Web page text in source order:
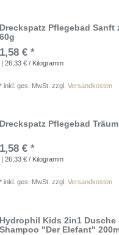
Dreckspatz Pflegebad Sanft
60g
1,58 € *
| 26,33 € / Kilogramm
*inkl. ges. MwSt. zzgl.Versandkosten
Dreckspatz Pflegebad
1,58 € *
| 26,33 € / Kilogramm
*inkl. ges. MwSt. zzgl.Versandkosten
Hydrophil Kids 2in1 Dusche
Shampoo "Der Elefant"